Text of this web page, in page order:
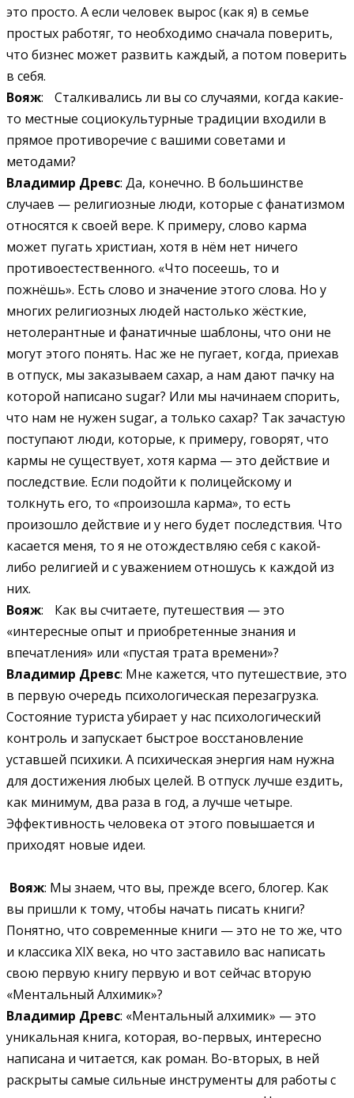
это просто. А если человек вырос (как я) в семье
простых работяг, то необходимо сначала поверить,
что бизнес может развить каждый, а потом поверить
в себя.
Вояж: Сталкивались ли вы со случаями, когда какие-
то местные социокультурные традиции входили в
прямое противоречие с вашими советами и
методами?
Владимир Древс: Да, конечно. В большинстве
случаев — религиозные люди, которые с фанатизмом
относятся к своей вере. К примеру, слово карма
может пугать христиан, хотя в нём нет ничего
противоестественного. «Что посеешь, то и
пожнёшь». Есть слово и значение этого слова. Но у
многих религиозных людей настолько жёсткие,
нетолерантные и фанатичные шаблоны, что они не
могут этого понять. Нас же не пугает, когда, приехав
в отпуск, мы заказываем сахар, а нам дают пачку на
которой написано sugar? Или мы начинаем спорить,
что нам не нужен sugar, а только сахар? Так зачастую
поступают люди, которые, к примеру, говорят, что
кармы не существует, хотя карма — это действие и
последствие. Если подойти к полицейскому и
толкнуть его, то «произошла карма», то есть
произошло действие и у него будет последствия. Что
касается меня, то я не отождествляю себя с какой-
либо религией и с уважением отношусь к каждой из
них.
Вояж: Как вы считаете, путешествия — это
«интересные опыт и приобретенные знания и
впечатления» или «пустая трата времени»?
Владимир Древс: Мне кажется, что путешествие, это
в первую очередь психологическая перезагрузка.
Состояние туриста убирает у нас психологический
контроль и запускает быстрое восстановление
уставшей психики. А психическая энергия нам нужна
для достижения любых целей. В отпуск лучше ездить,
как минимум, два раза в год, а лучше четыре.
Эффективность человека от этого повышается и
приходят новые идеи.
Вояж: Мы знаем, что вы, прежде всего, блогер. Как
вы пришли к тому, чтобы начать писать книги?
Понятно, что современные книги — это не то же, что
и классика XIX века, но что заставило вас написать
свою первую книгу первую и вот сейчас вторую
«Ментальный Алхимик»?
Владимир Древс: «Ментальный алхимик» — это
уникальная книга, которая, во-первых, интересно
написана и читается, как роман. Во-вторых, в ней
раскрыты самые сильные инструменты для работы с